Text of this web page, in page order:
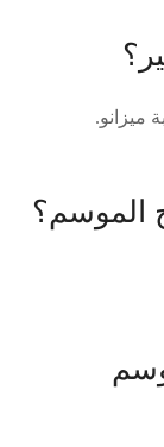
الموسم؟